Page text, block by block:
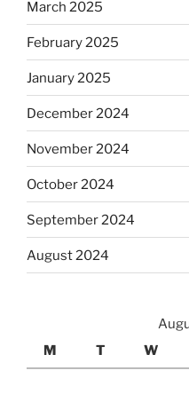
March 2025
February 2025
January 2025
December 2024
November 2024
October 2024
September 2024
August 2024
M
T W